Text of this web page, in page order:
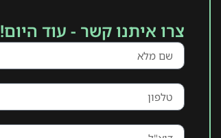
צרו איתנו קשר - עוד היום!